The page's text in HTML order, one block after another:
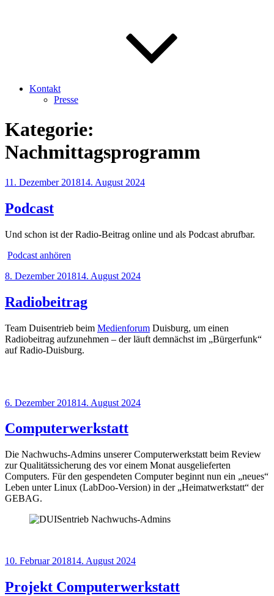
Kontakt
Presse
Kategorie:
Nachmittagsprogramm
Veröffentlicht
11. Dezember 201814. August 2024
Podcast
Und schon ist der Radio-Beitrag online und als Podcast abrufbar.
Podcast anhören
Veröffentlicht
8. Dezember 201814. August 2024
Radiobeitrag
Team Duisentrieb beim Medienforum Duisburg, um einen
Radiobeitrag aufzunehmen – der läuft demnächst im „Bürgerfunk“
auf Radio-Duisburg.
Veröffentlicht
6. Dezember 201814. August 2024
Computerwerkstatt
Die Nachwuchs-Admins unserer Computerwerkstatt beim Review
zur Qualitätssicherung des vor einem Monat ausgelieferten
Computers. Für den gespendeten Computer beginnt nun ein „neues“
Leben unter Linux (LabDoo-Version) in der „Heimatwerkstatt“ der
GEBAG.
Veröffentlicht
10. Februar 201814. August 2024
Projekt Computerwerkstatt